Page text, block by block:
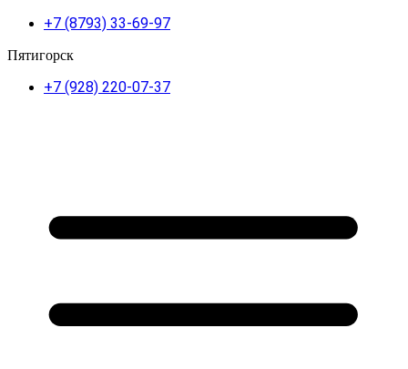
+7 (8793) 33-69-97
Пятигорск
+7 (928) 220-07-37